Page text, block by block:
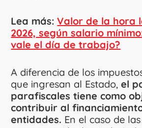
Lea más:Valor de la hora
2026, según salario
vale el día de trabajo?
A diferencia de los
que ingresan al Estado,el
parafiscales tiene como
contribuir al
entidades. En el caso de